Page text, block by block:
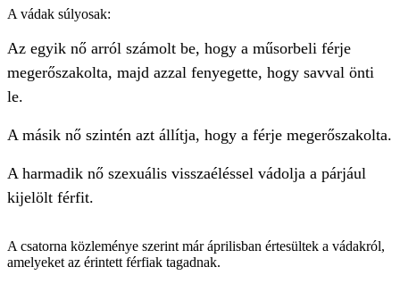
A vádak súlyosak:
Az egyik nő arról számolt be, hogy a műsorbeli férje
megerőszakolta, majd azzal fenyegette, hogy savval önti
le.
A másik nő szintén azt állítja, hogy a férje megerőszakolta.
A harmadik nő szexuális visszaéléssel vádolja a párjául
kijelölt férfit.
A csatorna közleménye szerint már áprilisban értesültek a vádakról,
amelyeket az érintett férfiak tagadnak.